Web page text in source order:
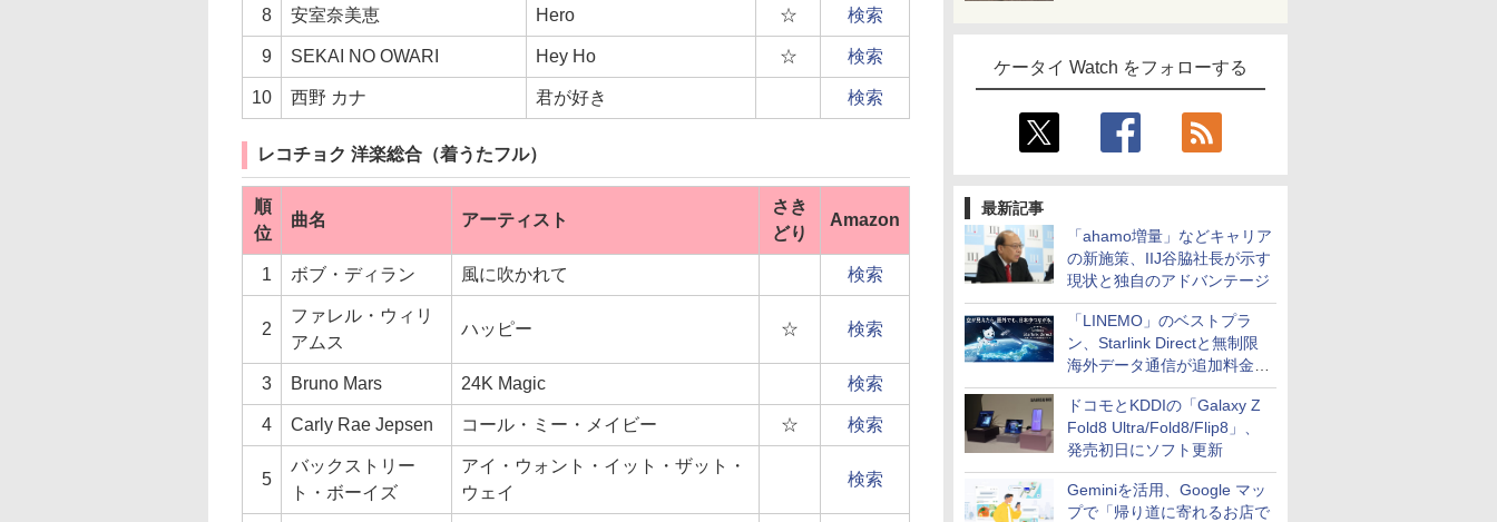
ケータイ Watch をフォローする
最新記事
「ahamo増量」などキャリア
の新施策、IIJ谷脇社長が示す
現状と独自のアドバンテージ
「LINEMO」のベストプラ
ン、Starlink Directと無制限
海外データ通信が追加料金な
しに
ドコモとKDDIの「Galaxy Z
Fold8 Ultra/Fold8/Flip8」、
発売初日にソフト更新
Geminiを活用、Google マッ
プで「帰り道に寄れるお店で
8 安室奈美恵 Hero ☆ 検索
9 SEKAI NO OWARI Hey Ho ☆ 検索
10 西野 カナ 君が好き 検索
レコチョク 洋楽総合（着うたフル）
順
位
曲名 アーティスト
さき
どり
Amazon
1 ボブ・ディラン 風に吹かれて 検索
2
ファレル・ウィリ
アムス
ハッピー ☆ 検索
3 Bruno Mars 24K Magic 検索
4 Carly Rae Jepsen コール・ミー・メイビー ☆ 検索
5
バックストリー
ト・ボーイズ
アイ・ウォント・イット・ザット・
ウェイ
検索